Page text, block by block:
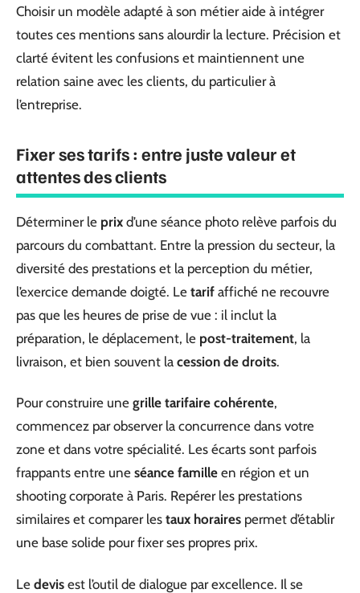
Choisir un modèle adapté à son métier aide à intégrer
toutes ces mentions sans alourdir la lecture. Précision et
clarté évitent les confusions et maintiennent une
relation saine avec les clients, du particulier à
l’entreprise.
Fixer ses tarifs : entre juste valeur et
attentes des clients
Déterminer le prix d’une séance photo relève parfois du
parcours du combattant. Entre la pression du secteur, la
diversité des prestations et la perception du métier,
l’exercice demande doigté. Le tarif affiché ne recouvre
pas que les heures de prise de vue : il inclut la
préparation, le déplacement, le post-traitement, la
livraison, et bien souvent la cession de droits.
Pour construire une grille tarifaire cohérente,
commencez par observer la concurrence dans votre
zone et dans votre spécialité. Les écarts sont parfois
frappants entre une séance famille en région et un
shooting corporate à Paris. Repérer les prestations
similaires et comparer les taux horaires permet d’établir
une base solide pour fixer ses propres prix.
Le devis est l’outil de dialogue par excellence. Il se